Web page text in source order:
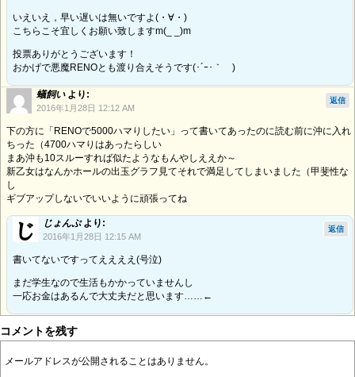
いえいえ，早い遅いは無いですよ(・∀・)
こちらこそ宜しくお願い致しますm(_ _)m
投票ありがとうございます！
おかげで悪魔RENOとも渡り合えそうです(･´ｰ･｀ )
蟻飼い より:
2016年1月28日 12:12 AM
下の方に「RENOで5000ハマりしたい」って書いてあったのに読む前に沖に入れ
ちった（4700ハマりはあったらしい
まあ沖も10スルーすれば似たようなもんやしええか～
新乙女はなんかホールの出玉グラフ見てそれで満足してしまいました（甲斐性な
し
ギブアップしないでいいように頑張ってね
返信
じょんぷ より:
2016年1月28日 12:15 AM
書いてないですってええええ(号泣)
まだ学生なので生活もかかっていませんし
一応お金はあるんで大丈夫だと思います……←
返信
コメントを残す
メールアドレスが公開されることはありません。